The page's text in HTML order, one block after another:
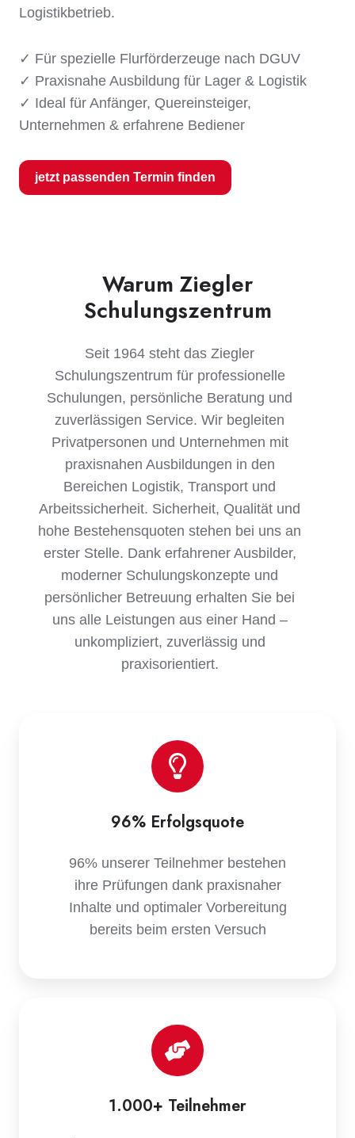
Logistikbetrieb.
✓ Für spezielle Flurförderzeuge nach DGUV
✓ Praxisnahe Ausbildung für Lager & Logistik
✓ Ideal für Anfänger, Quereinsteiger,
Unternehmen & erfahrene Bediener
jetzt passenden Termin finden
Warum Ziegler
Schulungszentrum
Seit 1964 steht das Ziegler
Schulungszentrum für professionelle
Schulungen, persönliche Beratung und
zuverlässigen Service. Wir begleiten
Privatpersonen und Unternehmen mit
praxisnahen Ausbildungen in den
Bereichen Logistik, Transport und
Arbeitssicherheit. Sicherheit, Qualität und
hohe Bestehensquoten stehen bei uns an
erster Stelle. Dank erfahrener Ausbilder,
moderner Schulungskonzepte und
persönlicher Betreuung erhalten Sie bei
uns alle Leistungen aus einer Hand –
unkompliziert, zuverlässig und
praxisorientiert.
96% Erfolgsquote
96% unserer Teilnehmer bestehen
ihre Prüfungen dank praxisnaher
Inhalte und optimaler Vorbereitung
bereits beim ersten Versuch
1.000+ Teilnehmer